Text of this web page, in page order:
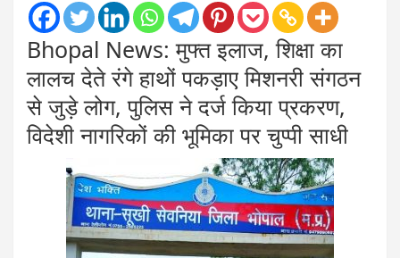
Bhopal News: मुफ्त इलाज, शिक्षा का
लालच देते रंगे हाथों पकड़ाए मिशनरी संगठन
से जुड़े लोग, पुलिस ने दर्ज किया प्रकरण,
विदेशी नागरिकों की भूमिका पर चुप्पी साधी